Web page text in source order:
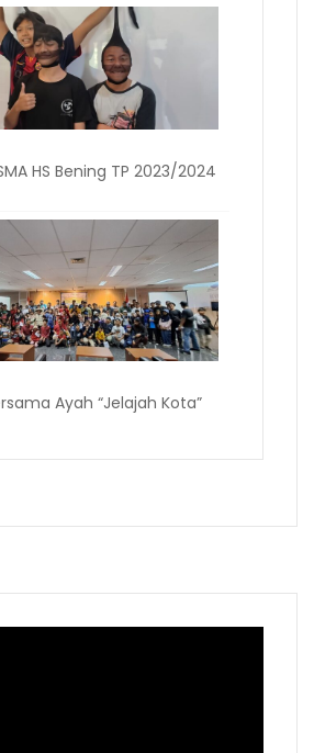
HS Bening TP 2023/2024
Ayah “Jelajah Kota”